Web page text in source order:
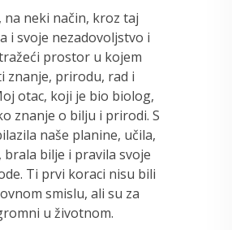
na neki način, kroz taj
i svoje nezadovoljstvo i
prostor u kojem
znanje, prirodu, rad i
otac, koji je bio biolog,
znanje o bilju i prirodi. S
naše planine, učila,
brala bilje i pravila svoje
Ti prvi koraci nisu bili
smislu, ali su za
u životnom.